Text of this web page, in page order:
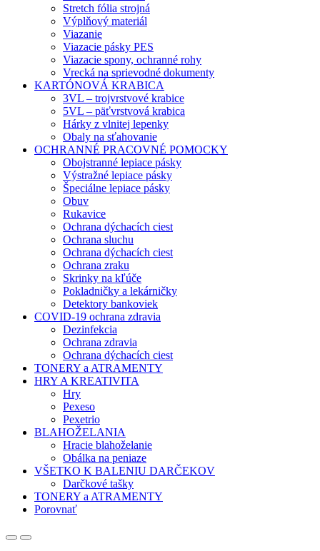
Stretch fólia strojná
Výplňový materiál
Viazanie
Viazacie pásky PES
Viazacie spony, ochranné rohy
Vrecká na sprievodné dokumenty
KARTÓNOVÁ KRABICA
3VL – trojvrstvové krabice
5VL – päťvrstvová krabica
Hárky z vlnitej lepenky
Obaly na sťahovanie
OCHRANNÉ PRACOVNÉ POMOCKY
Obojstranné lepiace pásky
Výstražné lepiace pásky
Špeciálne lepiace pásky
Obuv
Rukavice
Ochrana dýchacích ciest
Ochrana sluchu
Ochrana dýchacích ciest
Ochrana zraku
Skrinky na kľúče
Pokladničky a lekárničky
Detektory bankoviek
COVID-19 ochrana zdravia
Dezinfekcia
Ochrana zdravia
Ochrana dýchacích ciest
TONERY a ATRAMENTY
HRY A KREATIVITA
Hry
Pexeso
Pexetrio
BLAHOŽELANIA
Hracie blahoželanie
Obálka na peniaze
VŠETKO K BALENIU DARČEKOV
Darčkové tašky
TONERY a ATRAMENTY
Porovnať
OpenClose